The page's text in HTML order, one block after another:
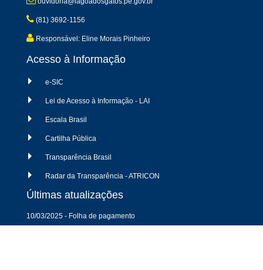
(81) 3692-1156
Responsável: Eline Morais Pinheiro
Acesso à Informação
e-SIC
Lei de Acesso à Informação - LAI
Escala Brasil
Cartilha Pública
Transparência Brasil
Radar da Transparência - ATRICON
Últimas atualizações
10/03/2025 - Folha de pagamento